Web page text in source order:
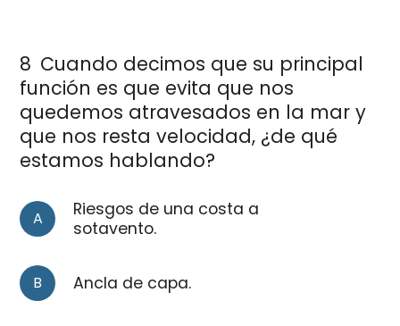
8 Cuando decimos que su principal
función es que evita que nos
quedemos atravesados en la mar y
que nos resta velocidad, ¿de qué
estamos hablando?
A
Riesgos de una costa a
sotavento.
B Ancla de capa.